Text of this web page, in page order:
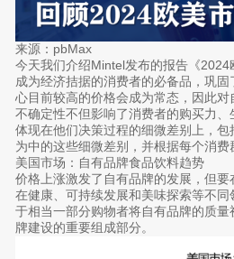
来源：pbMax
今天我们介绍Mintel发布的报告《
成为经济拮据的消费者的必备品，巩
心目前较高的价格会成为常态，因此对
不确定性不但影响了消费者的购买力
体现在他们决策过程的细微差别上，
为中的这些细微差别，并根据每个消
美国市场：自有品牌食品饮料趋势
价格上涨激发了自有品牌的发展，但
在健康、可持续发展和美味探索等不
于相当一部分购物者将自有品牌的质
牌建设的重要组成部分。